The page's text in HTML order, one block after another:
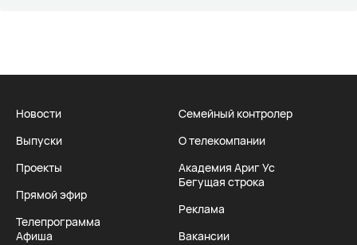
Новости
Выпуски
Проекты
Прямой эфир
Телепрограмма
Афиша
Семейный контролер
О телекомпании
Академия Ариг Ус
Бегущая строка
Реклама
Вакансии